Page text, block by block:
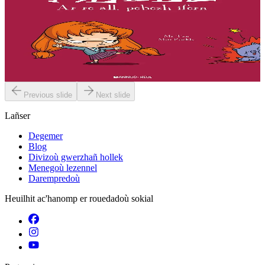
Ar re all, pebezh ifern
« Evit lakaat ma zud da dreiñ sot, boureviañ ma c’hazh droch,
stourm a-enep Jadenn hag he mignonezed pe frailhañ kalon Jafrez...
em bez atav mennozhioù dedennus !...
Previous slide Next slide
Lañser
Degemer
Blog
Divizoù gwerzhañ hollek
Menegoù lezennel
Darempredoù
Heuilhit ac'hanomp er rouedadoù sokial